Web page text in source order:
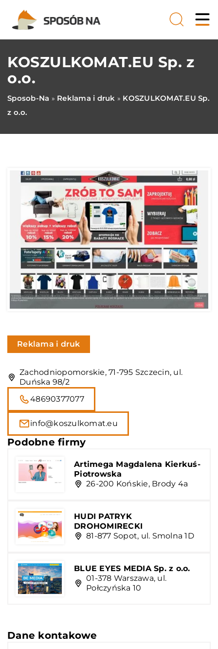
KOSZULKOMAT.EU Sp. z
o.o.
Sposob-Na » Reklama i druk » KOSZULKOMAT.EU Sp.
z o.o.
Reklama i druk
Zachodniopomorskie, 71-795 Szczecin, ul.
Duńska 98/2
48690377077
info@koszulkomat.eu
Podobne firmy
Artimega Magdalena Kierkuś-
Piotrowska
26-200 Końskie, Brody 4a
HUDI PATRYK
DROHOMIRECKI
81-877 Sopot, ul. Smolna 1D
BLUE EYES MEDIA Sp. z o.o.
01-378 Warszawa, ul.
Połczyńska 10
Dane kontakowe